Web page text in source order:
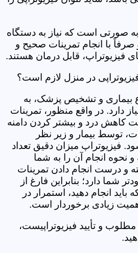
صورتی است که نیاز به دستگاه
با انجام تمرینات صحیح و
فیزیوتراپ، قابل درمان هستند.
در منزل لازم است؟
بیماری و تشخیص پزشک، به
دارد. در واقع منظور، تمرینات
کاهش درد و بیشتر کردن دامنه
توسط بیمار و زیر نظر
فیزیوتراپ میزان دقیق تعداد
نحوه انجام آن را به شما
و درست انجام دادن تمرینات
شما دارد؛ بنابراین فارغ از
انجام دهید، استمرار در
اهمیت زیادی برخوردار است.
و تأیید فیزیوتراپیست،